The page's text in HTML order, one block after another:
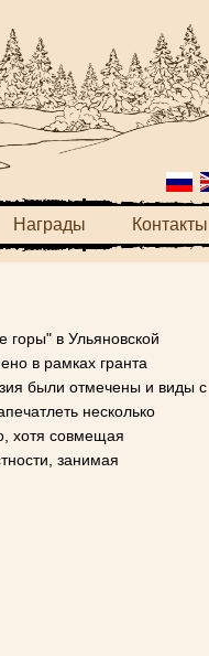
Награды Контакты
горы" в Ульяновской
в рамках гранта
были отмечены и виды с
несколько
хотя совмещая
занимая